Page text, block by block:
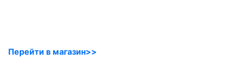
Перейти в магазин>>